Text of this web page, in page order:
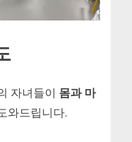
자녀들이 몸과 마
와드립니다.